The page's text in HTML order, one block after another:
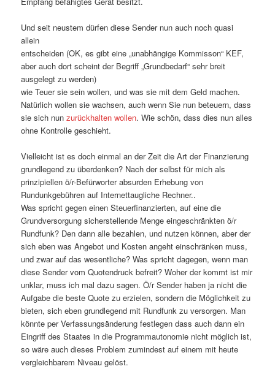
Und seit neustem dürfen diese Sender nun auch noch quasi
allein
entscheiden (OK, es gibt eine „unabhängige Kommisson“ KEF,
aber auch dort scheint der Begriff „Grundbedarf“ sehr breit
ausgelegt zu werden)
wie Teuer sie sein wollen, und was sie mit dem Geld machen.
Natürlich wollen sie wachsen, auch wenn Sie nun beteuern, dass
sie sich nunzurückhalten wollen. Wie schön, dass dies nun alles
ohne Kontrolle geschieht.
Vielleicht ist es doch einmal an der Zeit die Art der Finanzierung
grundlegend zu überdenken? Nach der selbst für mich als
prinzipiellen ö/r-Befürworter absurden Erhebung von
Rundunkgebühren auf Internettaugliche Rechner..
Was spricht gegen einen Steuerfinanzierten, auf eine die
Grundversorgung sicherstellende Menge eingeschränkten ö/r
Rundfunk? Den dann alle bezahlen, und nutzen können, aber der
sich eben was Angebot und Kosten angeht einschränken muss,
und zwar auf das wesentliche? Was spricht dagegen, wenn man
diese Sender vom Quotendruck befreit? Woher der kommt ist mir
unklar, muss ich mal dazu sagen. Ö/r Sender haben ja nicht die
Aufgabe die beste Quote zu erzielen, sondern die Möglichkeit zu
bieten, sich eben grundlegend mit Rundfunk zu versorgen. Man
könnte per Verfassungsänderung festlegen dass auch dann ein
Eingriff des Staates in die Programmautonomie nicht möglich ist,
so wäre auch dieses Problem zumindest auf einem mit heute
vergleichbarem Niveau gelöst.